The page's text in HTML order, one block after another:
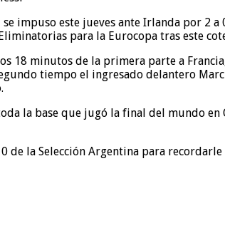
impuso este jueves ante Irlanda por 2 a
para la Eurocopa tras este
18 minutos de la primera parte a
tiempo el ingresado delantero
la base que jugó la final del mundo
la Selección Argentina para